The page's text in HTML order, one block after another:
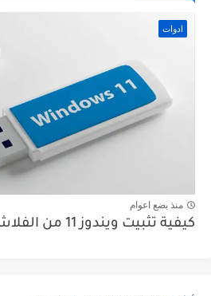
ادوات
منذ بضع اعوام
كيفية تثبيت ويندوز 11 من الفلاشة في خطوات موجزة